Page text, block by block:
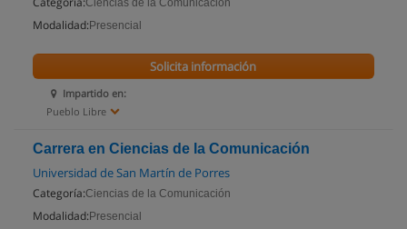
Ciencias de la Comunicación
Modalidad: Presencial
Impartido en:
Pueblo Libre
Solicita información
Carrera en Ciencias de la Comunicación
Universidad de San Martín de Porres
Categoría:Ciencias de la Comunicación
Modalidad: Presencial